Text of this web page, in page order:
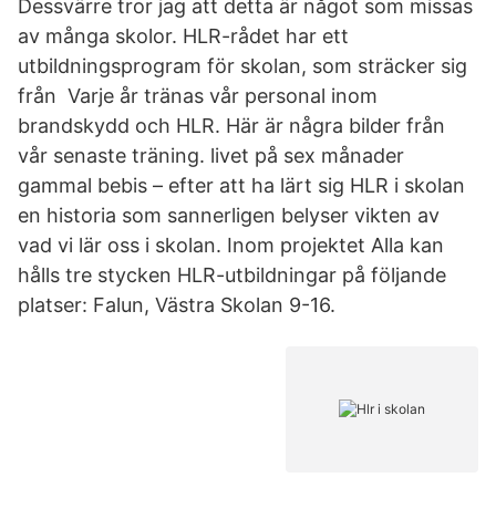
Dessvärre tror jag att detta är något som missas
av många skolor. HLR-rådet har ett
utbildningsprogram för skolan, som sträcker sig
från Varje år tränas vår personal inom
brandskydd och HLR. Här är några bilder från
vår senaste träning. livet på sex månader
gammal bebis – efter att ha lärt sig HLR i skolan
en historia som sannerligen belyser vikten av
vad vi lär oss i skolan. Inom projektet Alla kan
hålls tre stycken HLR-utbildningar på följande
platser: Falun, Västra Skolan 9-16.